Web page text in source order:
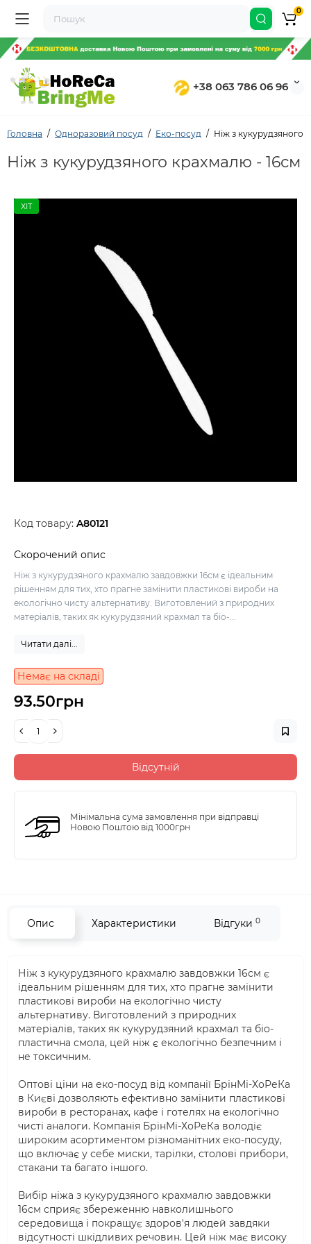
+38 063 786 06 96
0
Головна Одноразовий посуд Еко-посуд Ніж з кукурудзяного
Ніж з кукурудзяного крахмалю - 16см
ХІТ
Код товару: A80121
Скорочений опис
Ніж з кукурудзяного крахмалю завдовжки 16см є ідеальним
рішенням для тих, хто прагне замінити пластикові вироби на
екологічно чисту альтернативу. Виготовлений з природних
матеріалів, таких як кукурудзяний крахмал та біо-...
Читати далі...
Немає на складі
93.50грн
Відсутній
Мінімальна сума замовлення при відправці
Новою Поштою від 1000грн
Опис Характеристики Відгуки 0
Ніж з кукурудзяного крахмалю завдовжки 16см є
ідеальним рішенням для тих, хто прагне замінити
пластикові вироби на екологічно чисту
альтернативу. Виготовлений з природних
матеріалів, таких як кукурудзяний крахмал та біо-
пластична смола, цей ніж є екологічно безпечним і
не токсичним.
Оптові ціни на еко-посуд від компанії БрінМі-ХоРеКа
в Києві дозволяють ефективно замінити пластикові
вироби в ресторанах, кафе і готелях на екологічно
чисті аналоги. Компанія БрінМі-ХоРеКа володіє
широким асортиментом різноманітних еко-посуду,
що включає у себе миски, тарілки, столові прибори,
стакани та багато іншого.
Вибір ніжа з кукурудзяного крахмалю завдовжки
16см сприяє збереженню навколишнього
середовища і покращує здоров'я людей завдяки
відсутності шкідливих речовин. Цей ніж має високу